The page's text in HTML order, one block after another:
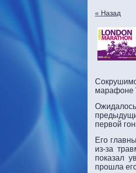
« Назад
марафоне
первой
Его
из-за
показал
прошла